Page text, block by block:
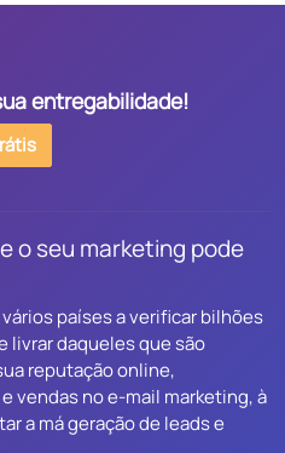
entregabilidade!
o seu marketing pode
países a verificar bilhões
livrar daqueles que são
reputação online,
vendas no e-mail marketing, à
a má geração de leads e